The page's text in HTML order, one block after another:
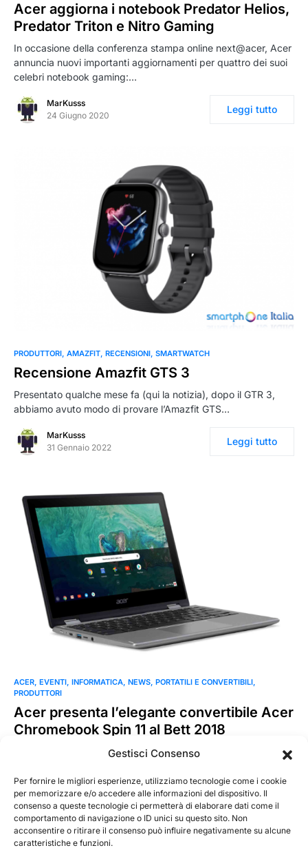
Gestisci Consenso
Per fornire le migliori esperienze, utilizziamo tecnologie come i cookie
per memorizzare e/o accedere alle informazioni del dispositivo. Il
consenso a queste tecnologie ci permetterà di elaborare dati come il
comportamento di navigazione o ID unici su questo sito. Non
acconsentire o ritirare il consenso può influire negativamente su alcune
caratteristiche e funzioni.
Acer aggiorna i notebook Predator Helios,
Predator Triton e Nitro Gaming
In occasione della conferenza stampa online next@acer, Acer
annuncia nuovi importanti aggiornamenti per quattro dei suoi
celebri notebook gaming:…
MarKusss
24 Giugno 2020
Leggi tutto
PRODUTTORI AMAZFIT RECENSIONI SMARTWATCH
Recensione Amazfit GTS 3
Presentato qualche mese fa (qui la notizia), dopo il GTR 3,
abbiamo avuto modo di provare l’Amazfit GTS…
MarKusss
31 Gennaio 2022
Leggi tutto
ACER EVENTI INFORMATICA NEWS PORTATILI E CONVERTIBILI
PRODUTTORI
Acer presenta l’elegante convertibile Acer
Chromebook Spin 11 al Bett 2018
Al British Education and Training Technology (BETT) Show di
Spin…
MarKusss
27 Gennaio 2018
Leggi tutto